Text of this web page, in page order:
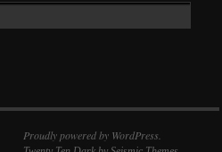
Proudly powered by WordPress.